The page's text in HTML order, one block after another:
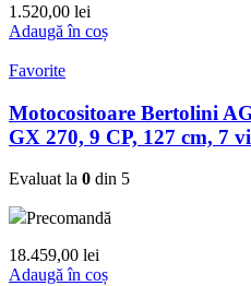
1.520,00 lei
Adaugă în coș
Favorite
Motocositoare Bertolini
GX 270, 9 CP, 127 cm, 7
Evaluat la 0 din 5
Precomandă
18.459,00 lei
Adaugă în coș